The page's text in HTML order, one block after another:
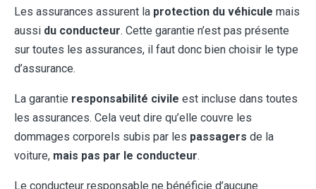
Les assurances assurent la protection du véhicule mais
aussi du conducteur. Cette garantie n’est pas présente
sur toutes les assurances, il faut donc bien choisir le type
d’assurance.
La garantie responsabilité civile est incluse dans toutes
les assurances. Cela veut dire qu’elle couvre les
dommages corporels subis par les passagers de la
voiture, mais pas par le conducteur.
Le conducteur responsable ne bénéficie d’aucune